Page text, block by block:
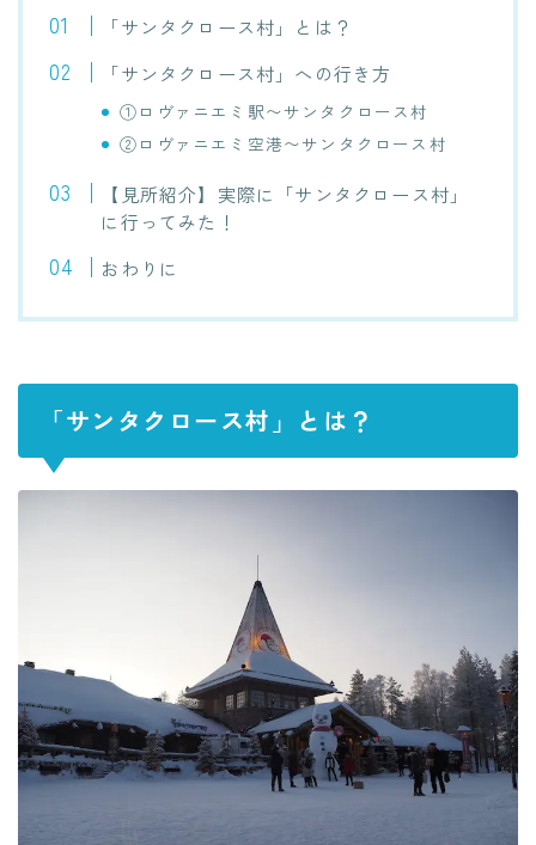
「サンタクロース村」とは？
「サンタクロース村」への行き方
①ロヴァニエミ駅〜サンタクロース村
②ロヴァニエミ空港〜サンタクロース村
【見所紹介】実際に「サンタクロース村」
に行ってみた！
おわりに
「サンタクロース村」とは？